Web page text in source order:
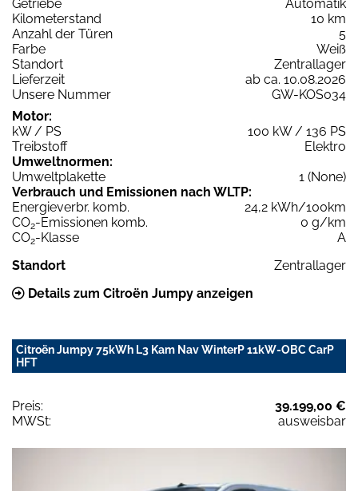
Getriebe
Automatik
Kilometerstand
10 km
Anzahl der Türen
5
Farbe
Weiß
Standort
Zentrallager
Lieferzeit
ab ca. 10.08.2026
Unsere Nummer
GW-KOS034
Motor:
kW / PS
100 kW / 136 PS
Treibstoff
Elektro
Umweltnormen:
Umweltplakette
1 (None)
Verbrauch und Emissionen nach WLTP:
Energieverbr. komb.
24,2 kWh/100km
CO2-Emissionen komb.
0 g/km
CO2-Klasse
A
Standort
Zentrallager
Details zum Citroën Jumpy anzeigen
Citroën Jumpy 75kWh L3 Kam Nav WinterP 11kW-OBC CarP
HFT
Preis:
39.199,00 €
MWSt:
ausweisbar